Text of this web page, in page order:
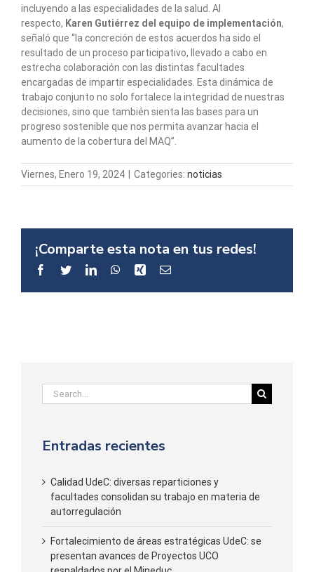
incluyendo a las especialidades de la salud. Al
respecto, Karen Gutiérrez del equipo de implementación,
señaló que “la concreción de estos acuerdos ha sido el
resultado de un proceso participativo, llevado a cabo en
estrecha colaboración con las distintas facultades
encargadas de impartir especialidades. Esta dinámica de
trabajo conjunto no solo fortalece la integridad de nuestras
decisiones, sino que también sienta las bases para un
progreso sostenible que nos permita avanzar hacia el
aumento de la cobertura del MAQ”.
Viernes, Enero 19, 2024 | Categories: noticias
¡Comparte esta nota en tus redes!
Facebook
TwitterLinkedInWhatsApp
Xing Email
Search
for:
Entradas recientes
Calidad UdeC: diversas reparticiones y
facultades consolidan su trabajo en materia de
autorregulación
Fortalecimiento de áreas estratégicas UdeC: se
presentan avances de Proyectos UCO